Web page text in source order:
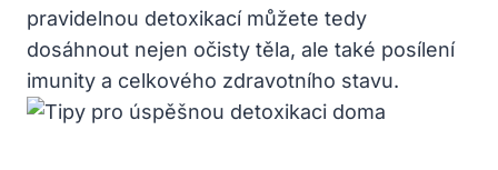
pravidelnou detoxikací můžete tedy
dosáhnout nejen očisty těla, ale také posílení
imunity a celkového zdravotního stavu.